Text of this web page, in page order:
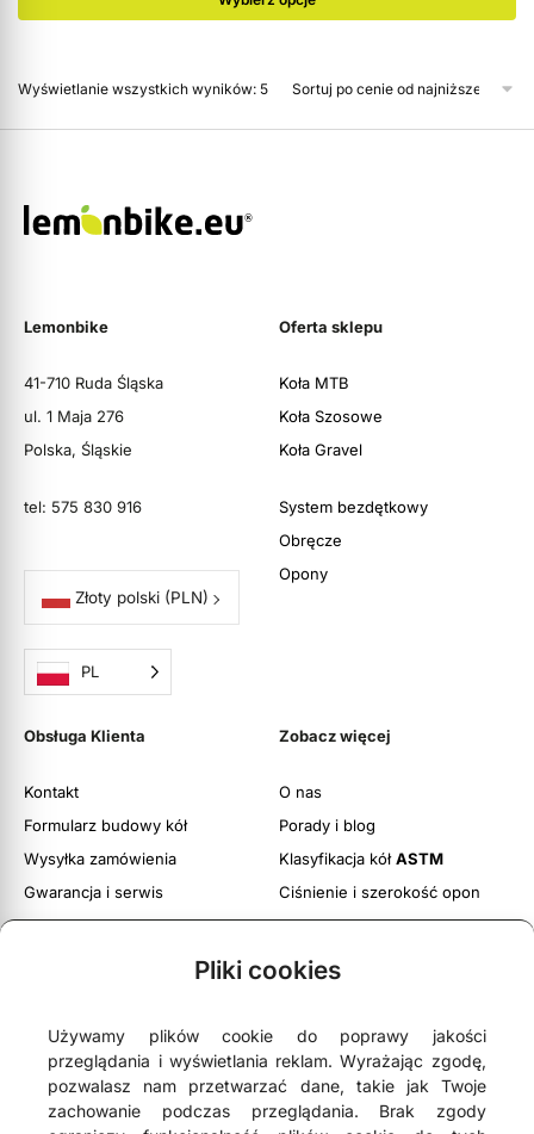
Pliki cookies
Używamy plików cookie do poprawy jakości
przeglądania i wyświetlania reklam. Wyrażając zgodę,
pozwalasz nam przetwarzać dane, takie jak Twoje
zachowanie podczas przeglądania. Brak zgody
Wyświetlanie wszystkich wyników: 5
Lemonbike
41-710 Ruda Śląska
ul. 1 Maja 276
Polska, Śląskie
tel: 575 830 916
Złoty polski (PLN)
PL
Oferta sklepu
Koła MTB
Koła Szosowe
Koła Gravel
System bezdętkowy
Obręcze
Opony
Obsługa Klienta
Kontakt
Formularz budowy kół
Wysyłka zamówienia
Gwarancja i serwis
Obsługa zwrotów
Zobacz więcej
O nas
Porady i blog
Klasyfikacja kółASTM
Ciśnienie i szerokość opon
Regulamin witryny